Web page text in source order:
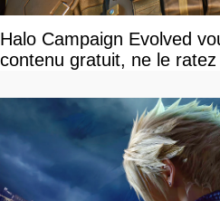
Halo Campaign Evolved
contenu gratuit, ne le